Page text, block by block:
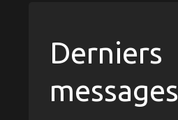
Derniers
messages